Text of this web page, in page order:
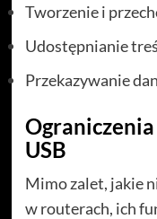
Tworzenie i
Udostępnianie
Przekazywanie
USB
Mimo zalet, jakie
w routerach, ich